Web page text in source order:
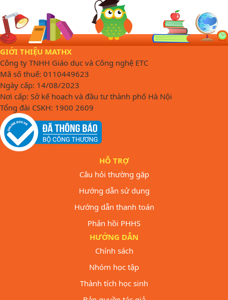
GIỚI THIỆU MATHX
Công ty TNHH Giáo dục và Công nghệ ETC
Mã số thuế: 0110449623
Ngày cấp: 14/08/2023
Nơi cấp: Sở kế hoạch và đầu tư thành phố Hà Nội
Tổng đài CSKH: 1900 2609
HỖ TRỢ
Câu hỏi thường gặp
Hướng dẫn sử dụng
Hướng dẫn thanh toán
Phản hồi PHHS
HƯỚNG DẪN
Chính sách
Nhóm học tập
Thành tích học sinh